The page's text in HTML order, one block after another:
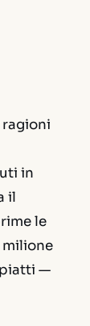
ragioni
in
il
le
milione
piatti —